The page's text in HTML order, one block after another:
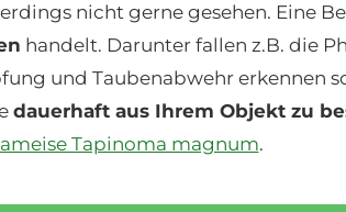
nicht gerne gesehen. Eine
handelt. Darunter fallen z.B. die
und Taubenabwehr erkennen
dauerhaft aus Ihrem Objekt zu
Tapinoma magnum.